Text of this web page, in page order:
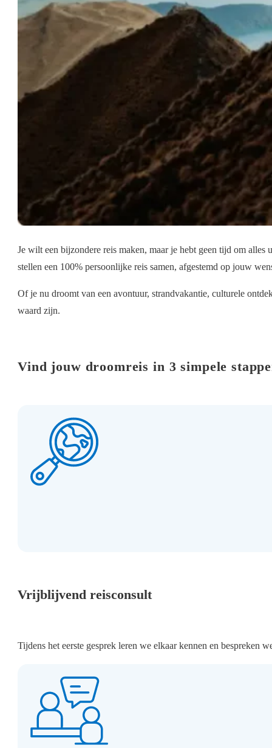
Je wilt een bijzondere reis maken, maar je hebt geen tijd om
stellen een 100% persoonlijke reis samen, afgestemd op jouw
Of je nu droomt van een avontuur, strandvakantie, culturele
waard zijn.
Vind jouw droomreis in 3 simpele
Vrijblijvend reisconsult
Tijdens het eerste gesprek leren we elkaar kennen en bespreken